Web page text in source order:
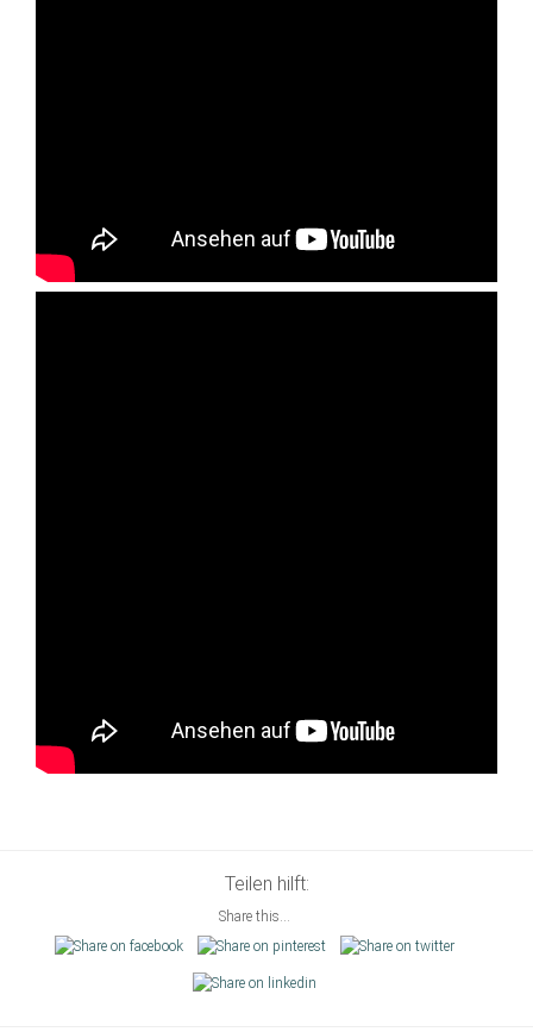
Teilen hilft:
Share this...